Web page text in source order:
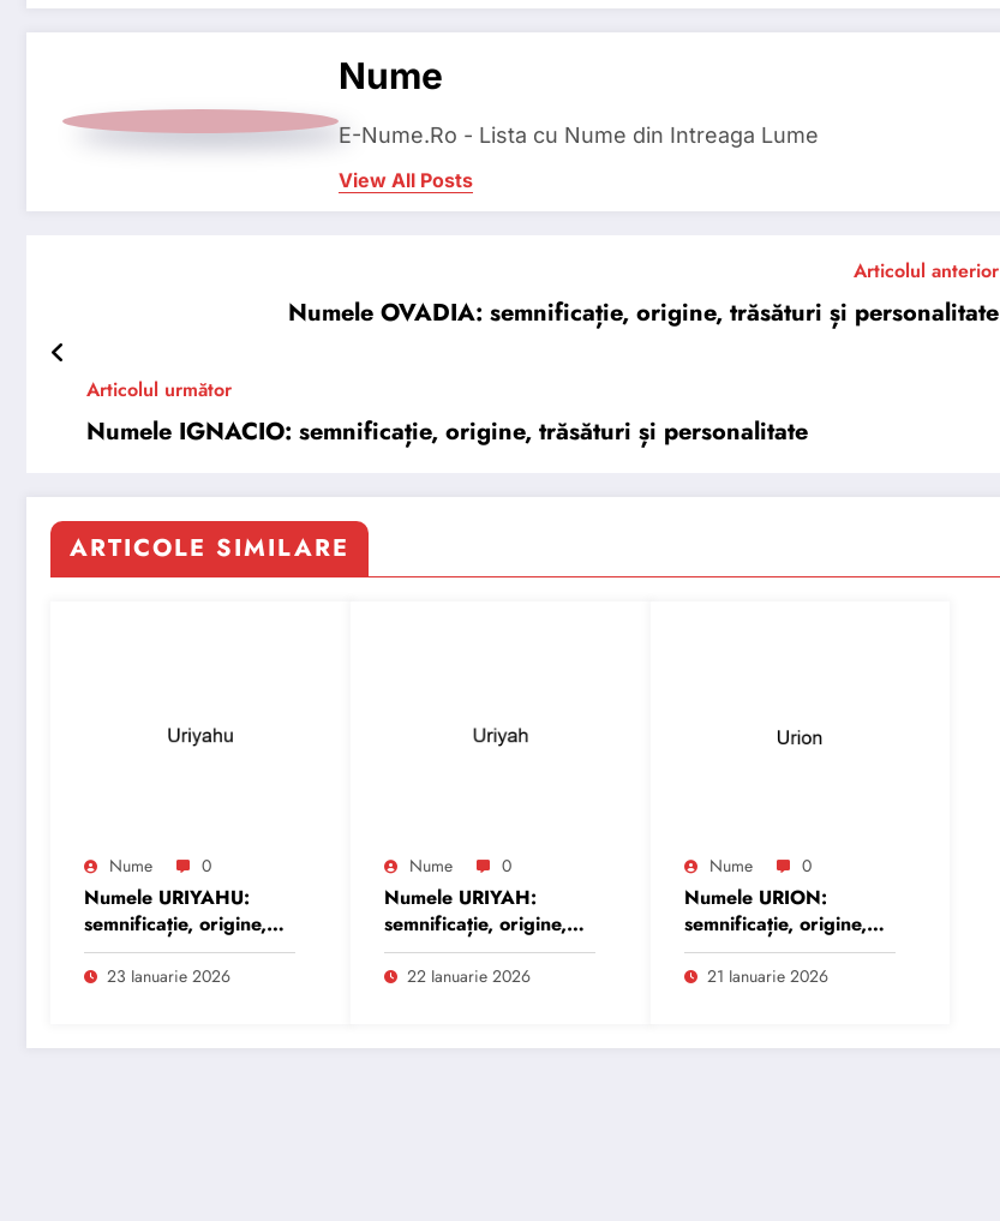
Nume
E-Nume.Ro - Lista cu Nume din Intreaga Lume
View All Posts
Articolul anterior
Numele OVADIA: semnificație, origine, trăsături și personalitate
Articolul următor
Numele IGNACIO: semnificație, origine, trăsături și personalitate
ARTICOLE SIMILARE
Nume 0
Numele URIYAHU:
semnificație, origine,
trăsături și
personalitate
23 Ianuarie 2026
Nume 0
Numele URIYAH:
semnificație, origine,
trăsături și
personalitate
22 Ianuarie 2026
Nume 0
Numele URION:
semnificație, origine,
trăsături și
personalitate
21 Ianuarie 2026